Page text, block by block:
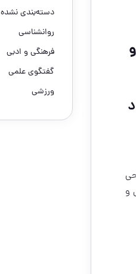
و
و
دسته‌بندی نشده
روانشناسی
فرهنگی و ادبی
گفتگوی علمی
ورزشی